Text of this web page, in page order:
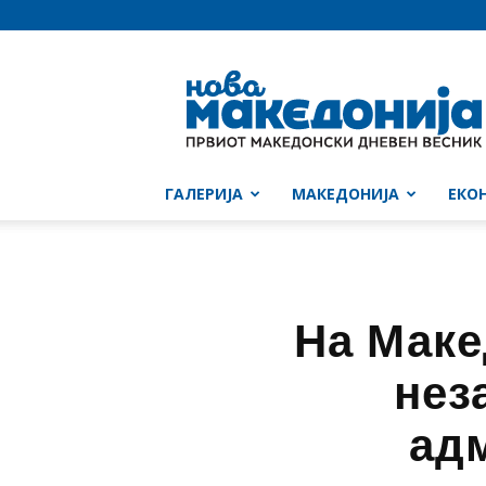
Македонија
ГАЛЕРИЈА МАКЕДОНИЈА
На